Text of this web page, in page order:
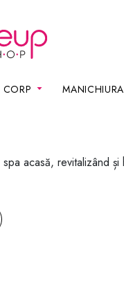
CORP MANICHIURA
acasă, revitalizând